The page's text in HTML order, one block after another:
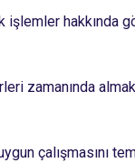
hakkında
zamanında
çalışmasını